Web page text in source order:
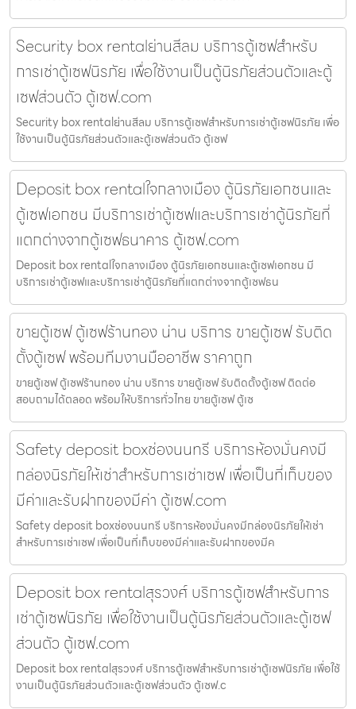
Security box rentalย่านสีลม บริการตู้เซฟสำหรับ
การเช่าตู้เซฟนิรภัย เพื่อใช้งานเป็นตู้นิรภัยส่วนตัวและตู้
เซฟส่วนตัว ตู้เซฟ.com
Security box rentalย่านสีลม บริการตู้เซฟสำหรับการเช่าตู้เซฟนิรภัย เพื่อ
ใช้งานเป็นตู้นิรภัยส่วนตัวและตู้เซฟส่วนตัว ตู้เซฟ
Deposit box rentalใจกลางเมือง ตู้นิรภัยเอกชนและ
ตู้เซฟเอกชน มีบริการเช่าตู้เซฟและบริการเช่าตู้นิรภัยที่
แตกต่างจากตู้เซฟธนาคาร ตู้เซฟ.com
Deposit box rentalใจกลางเมือง ตู้นิรภัยเอกชนและตู้เซฟเอกชน มี
บริการเช่าตู้เซฟและบริการเช่าตู้นิรภัยที่แตกต่างจากตู้เซฟธน
ขายตู้เซฟ ตู้เซฟร้านทอง น่าน บริการ ขายตู้เซฟ รับติด
ตั้งตู้เซฟ พร้อมทีมงานมืออาชีพ ราคาถูก
ขายตู้เซฟ ตู้เซฟร้านทอง น่าน บริการ ขายตู้เซฟ รับติดตั้งตู้เซฟ ติดต่อ
สอบถามได้ตลอด พร้อมให้บริการทั่วไทย ขายตู้เซฟ ตู้เซ
Safety deposit boxช่องนนทรี บริการห้องมั่นคงมี
กล่องนิรภัยให้เช่าสำหรับการเช่าเซฟ เพื่อเป็นที่เก็บของ
มีค่าและรับฝากของมีค่า ตู้เซฟ.com
Safety deposit boxช่องนนทรี บริการห้องมั่นคงมีกล่องนิรภัยให้เช่า
สำหรับการเช่าเซฟ เพื่อเป็นที่เก็บของมีค่าและรับฝากของมีค
Deposit box rentalสุรวงศ์ บริการตู้เซฟสำหรับการ
เช่าตู้เซฟนิรภัย เพื่อใช้งานเป็นตู้นิรภัยส่วนตัวและตู้เซฟ
ส่วนตัว ตู้เซฟ.com
Deposit box rentalสุรวงศ์ บริการตู้เซฟสำหรับการเช่าตู้เซฟนิรภัย เพื่อใช้
งานเป็นตู้นิรภัยส่วนตัวและตู้เซฟส่วนตัว ตู้เซฟ.c